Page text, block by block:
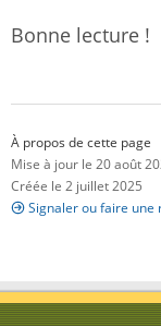
Bonne lecture !
À propos de cette page
Mise à jour le 20 août
Créée le 2 juillet 2025
Signaler ou faire une